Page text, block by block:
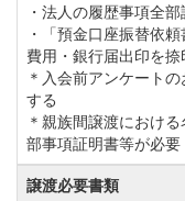
シルバー会員【改
後】24,200円（税
◆周辺ゴルフ場
「長南カントリーク
ス)」「鶴舞カント
・法人の履歴事項全
・「預金口座振替依
費用・銀行届出印を捺
＊入会前アンケート
する
＊親族間譲渡におけ
部事項証明書等が必要
譲渡必要書類